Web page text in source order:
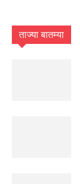
ताज्या बातम्या